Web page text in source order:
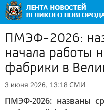
ПМЭФ-2026:
начала работы
фабрики в
3 июня 2026, 13:18 СМИ
ПМЭФ-2026: названы